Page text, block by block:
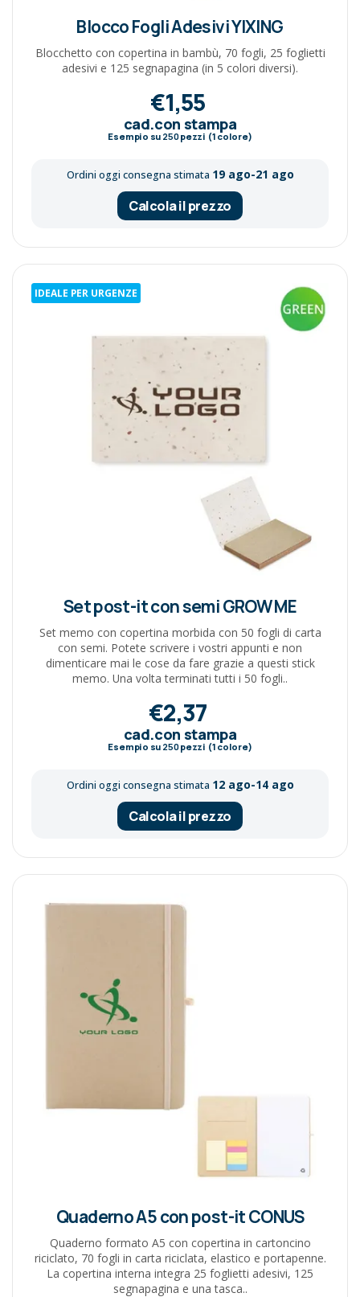
Blocco Fogli Adesivi YIXING
Blocchetto con copertina in bambù, 70 fogli, 25 foglietti
adesivi e 125 segnapagina (in 5 colori diversi).
€1,55
cad.con stampa
Esempio su 250pezzi (1 colore)
Ordini oggi consegna stimata 19 ago-21 ago
Calcola il prezzo
IDEALE PER URGENZE
Set post-it con semi GROW ME
Set memo con copertina morbida con 50 fogli di carta
con semi. Potete scrivere i vostri appunti e non
dimenticare mai le cose da fare grazie a questi stick
memo. Una volta terminati tutti i 50 fogli..
€2,37
cad.con stampa
Esempio su 250pezzi (1 colore)
Ordini oggi consegna stimata 12 ago-14 ago
Calcola il prezzo
Quaderno A5 con post-it CONUS
Quaderno formato A5 con copertina in cartoncino
riciclato, 70 fogli in carta riciclata, elastico e portapenne.
La copertina interna integra 25 foglietti adesivi, 125
segnapagina e una tasca..